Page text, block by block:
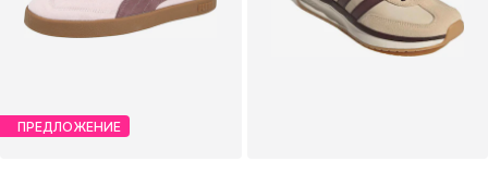
ПРЕДЛОЖЕНИЕ